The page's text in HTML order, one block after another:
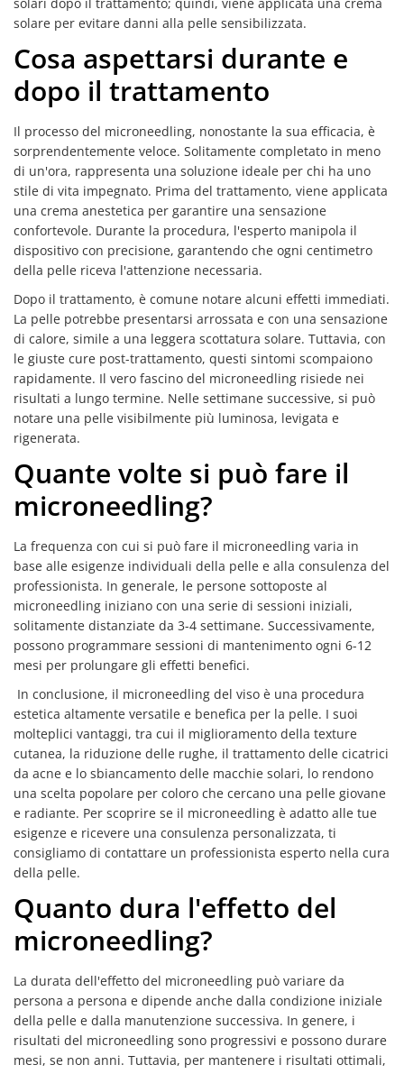
solare per evitare danni alla pelle sensibilizzata.
Cosa aspettarsi durante e
dopo il trattamento
Il processo del microneedling, nonostante la sua efficacia, è
sorprendentemente veloce. Solitamente completato in meno
di un'ora, rappresenta una soluzione ideale per chi ha uno
stile di vita impegnato. Prima del trattamento, viene applicata
una crema anestetica per garantire una sensazione
confortevole. Durante la procedura, l'esperto manipola il
dispositivo con precisione, garantendo che ogni centimetro
della pelle riceva l'attenzione necessaria.
Dopo il trattamento, è comune notare alcuni effetti immediati.
La pelle potrebbe presentarsi arrossata e con una sensazione
di calore, simile a una leggera scottatura solare. Tuttavia, con
le giuste cure post-trattamento, questi sintomi scompaiono
rapidamente. Il vero fascino del microneedling risiede nei
risultati a lungo termine. Nelle settimane successive, si può
notare una pelle visibilmente più luminosa, levigata e
rigenerata.
Quante volte si può fare il
microneedling?
La frequenza con cui si può fare il microneedling varia in
base alle esigenze individuali della pelle e alla consulenza del
professionista. In generale, le persone sottoposte al
microneedling iniziano con una serie di sessioni iniziali,
solitamente distanziate da 3-4 settimane. Successivamente,
possono programmare sessioni di mantenimento ogni 6-12
mesi per prolungare gli effetti benefici.
In conclusione, il microneedling del viso è una procedura
estetica altamente versatile e benefica per la pelle. I suoi
molteplici vantaggi, tra cui il miglioramento della texture
cutanea, la riduzione delle rughe, il trattamento delle cicatrici
da acne e lo sbiancamento delle macchie solari, lo rendono
una scelta popolare per coloro che cercano una pelle giovane
e radiante. Per scoprire se il microneedling è adatto alle tue
esigenze e ricevere una consulenza personalizzata, ti
consigliamo di contattare un professionista esperto nella cura
della pelle.
Quanto dura l'effetto del
microneedling?
La durata dell'effetto del microneedling può variare da
persona a persona e dipende anche dalla condizione iniziale
della pelle e dalla manutenzione successiva. In genere, i
risultati del microneedling sono progressivi e possono durare
mesi, se non anni. Tuttavia, per mantenere i risultati ottimali,